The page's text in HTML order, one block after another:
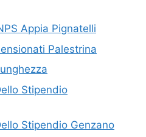
Appia Pignatelli
Palestrina
Stipendio
Stipendio Genzano